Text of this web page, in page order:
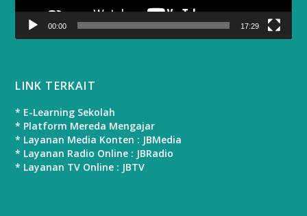
00:00 17:29
LINK TERKAIT
* E-Learning Sekolah
* Platform Mereda Mengajar
* Layanan Media Konten : JBMedia
* Layanan Radio Online : JBRadio
* Layanan TV Online : JBTV